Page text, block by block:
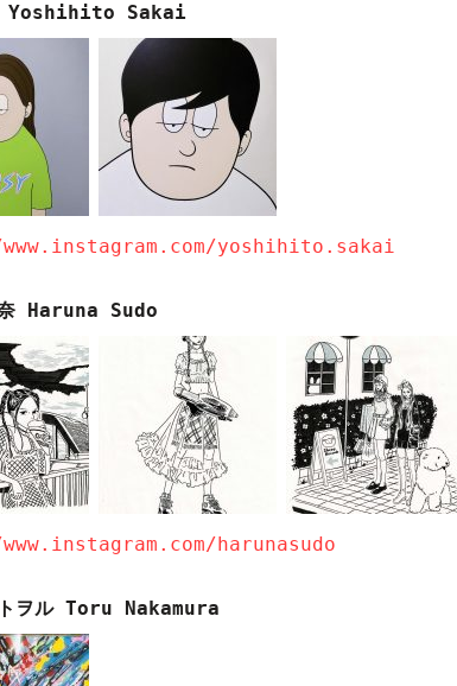
Yoshihito Sakai
yoshihito.sakai
Haruna Sudo
harunasudo
ヲル Toru Nakamura